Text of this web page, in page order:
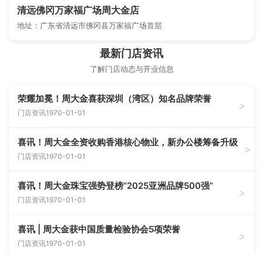
清远佛冈万家福广场周大金店
地址：广东省清远市佛冈县万家福广场首层
最新门店资讯
了解门店动态与开业信息
荣耀加冕！周大金喜获深圳（湾区）知名品牌荣誉
门店资讯1970-01-01
>
喜讯！周大金全资收购香港核心物业，新办公楼筹备升级
门店资讯1970-01-01
>
喜讯！周大金珠宝强势登榜“2025亚洲品牌500强”
门店资讯1970-01-01
>
喜讯 | 周大金获中国质量检验协会5项荣誉
门店资讯1970-01-01
>